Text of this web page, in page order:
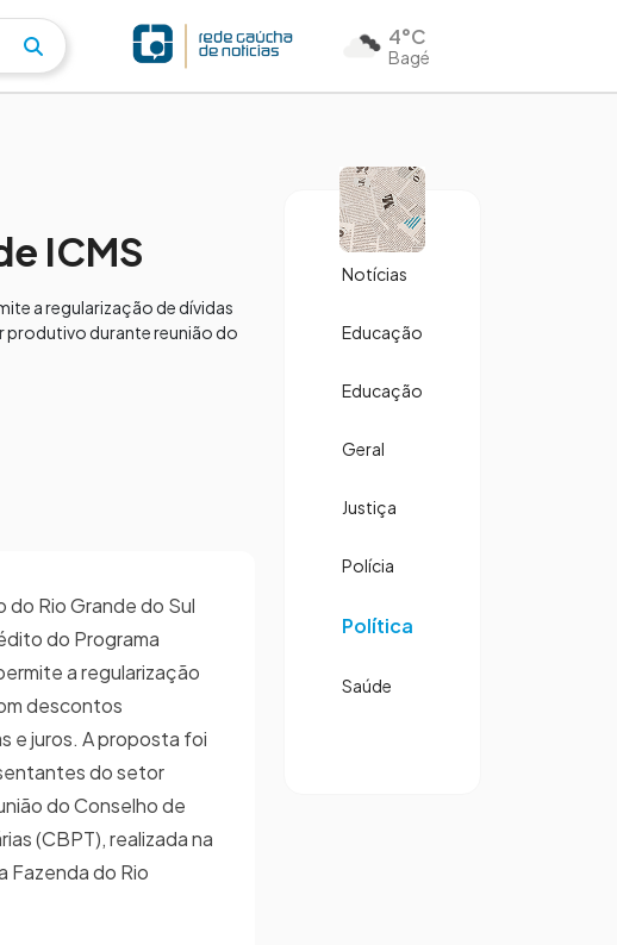
4°C
Bagé
ICMS
a regularização de dívidas
produtivo durante reunião do
Rio Grande do Sul
do Programa
a regularização
descontos
e juros. A proposta foi
do setor
do Conselho de
(CBPT), realizada na
Fazenda do Rio
Notícias
Educação
Educação
Geral
Justiça
Polícia
Política
Saúde